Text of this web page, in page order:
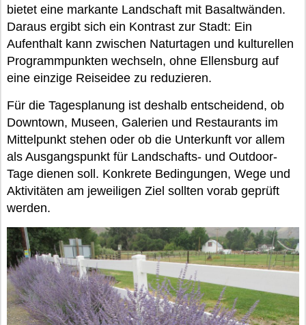
bietet eine markante Landschaft mit Basaltwänden.
Daraus ergibt sich ein Kontrast zur Stadt: Ein
Aufenthalt kann zwischen Naturtagen und kulturellen
Programmpunkten wechseln, ohne Ellensburg auf
eine einzige Reiseidee zu reduzieren.
Für die Tagesplanung ist deshalb entscheidend, ob
Downtown, Museen, Galerien und Restaurants im
Mittelpunkt stehen oder ob die Unterkunft vor allem
als Ausgangspunkt für Landschafts- und Outdoor-
Tage dienen soll. Konkrete Bedingungen, Wege und
Aktivitäten am jeweiligen Ziel sollten vorab geprüft
werden.